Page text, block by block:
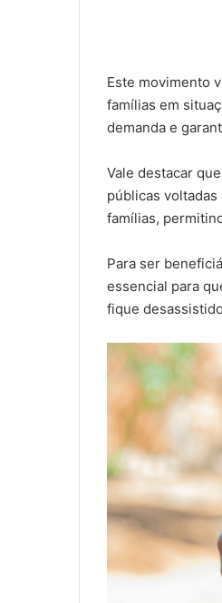
Este movimento
famílias em
demanda e
Vale destacar que
públicas
famílias,
Para ser
essencial para
fique